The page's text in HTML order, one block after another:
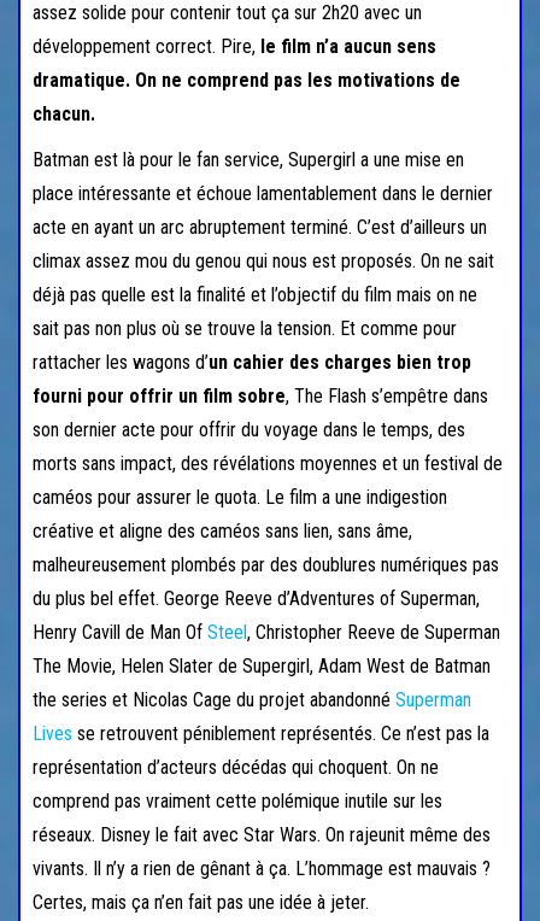
assez solide pour contenir tout ça sur 2h20 avec un
développement correct. Pire, le film n’a aucun sens
dramatique. On ne comprend pas les motivations de
chacun.
Batman est là pour le fan service, Supergirl a une mise en
place intéressante et échoue lamentablement dans le dernier
acte en ayant un arc abruptement terminé. C’est d’ailleurs un
climax assez mou du genou qui nous est proposés. On ne sait
déjà pas quelle est la finalité et l’objectif du film mais on ne
sait pas non plus où se trouve la tension. Et comme pour
rattacher les wagons d’un cahier des charges bien trop
fourni pour offrir un film sobre, The Flash s’empêtre dans
son dernier acte pour offrir du voyage dans le temps, des
morts sans impact, des révélations moyennes et un festival de
caméos pour assurer le quota. Le film a une indigestion
créative et aligne des caméos sans lien, sans âme,
malheureusement plombés par des doublures numériques pas
du plus bel effet. George Reeve d’Adventures of Superman,
Henry Cavill de Man Of Steel, Christopher Reeve de Superman
The Movie, Helen Slater de Supergirl, Adam West de Batman
the series et Nicolas Cage du projet abandonné Superman
Lives se retrouvent péniblement représentés. Ce n’est pas la
représentation d’acteurs décédas qui choquent. On ne
comprend pas vraiment cette polémique inutile sur les
réseaux. Disney le fait avec Star Wars. On rajeunit même des
vivants. Il n’y a rien de gênant à ça. L’hommage est mauvais ?
Certes, mais ça n’en fait pas une idée à jeter.